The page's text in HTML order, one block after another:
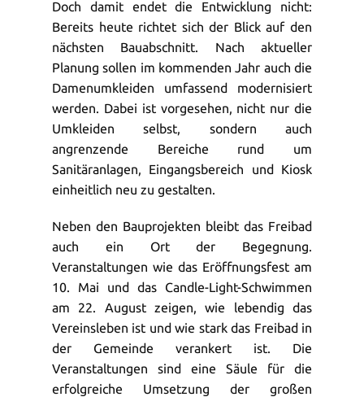
Doch damit endet die Entwicklung nicht:
Bereits heute richtet sich der Blick auf den
nächsten Bauabschnitt. Nach aktueller
Planung sollen im kommenden Jahr auch die
Damenumkleiden umfassend modernisiert
werden. Dabei ist vorgesehen, nicht nur die
Umkleiden selbst, sondern auch
angrenzende Bereiche rund um
Sanitäranlagen, Eingangsbereich und Kiosk
einheitlich neu zu gestalten.
Neben den Bauprojekten bleibt das Freibad
auch ein Ort der Begegnung.
Veranstaltungen wie das Eröffnungsfest am
10. Mai und das Candle-Light-Schwimmen
am 22. August zeigen, wie lebendig das
Vereinsleben ist und wie stark das Freibad in
der Gemeinde verankert ist. Die
Veranstaltungen sind eine Säule für die
erfolgreiche Umsetzung der großen